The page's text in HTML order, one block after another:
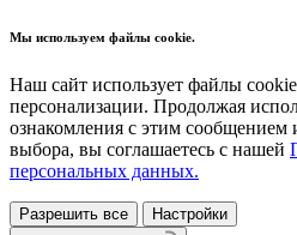
Мы используем файлы cookie.
Наш сайт использует файлы
персонализации. Продолжая
ознакомления с этим сообщением
выбора, вы соглашаетесь с нашей
персональных данных.
Разрешить все
Настройки